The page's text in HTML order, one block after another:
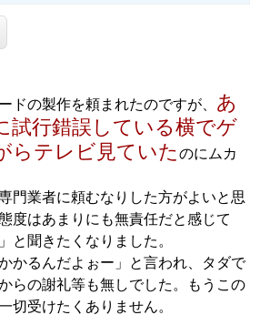
ドの製作を頼まれたのですが、 あ
試行錯誤している横でゲ
らテレビ見ていた のにムカ
門業者に頼むなりした方がよいと思
度はあまりにも無責任だと感じて
と聞きたくなりました。
かるんだよぉー」と言われ、タダで
らの謝礼等も無しでした。もうこの
切受けたくありません。